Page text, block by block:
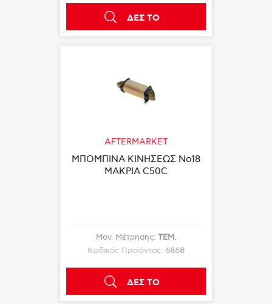
ΔΕΣ ΤΟ
AFTERMARKET
ΜΠΟΜΠΙΝΑ ΚΙΝΗΣΕΩΣ Νο18
ΜΑΚΡΙΑ C50C
Μον. Μέτρησης: ΤΕΜ.
Κωδικός Προϊόντος: 6868
ΔΕΣ ΤΟ